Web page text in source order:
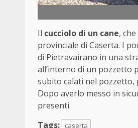
Il cucciolo di un cane,
provinciale di Caserta. I
di Pietravairano in una
all’interno di un pozzetto
subito calati nel pozzetto,
Dopo averlo messo in
presenti.
Tags:
caserta